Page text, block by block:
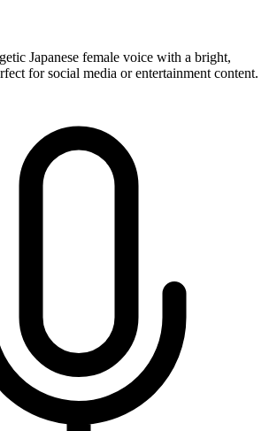
Japanese female voice with a bright,
for social media or entertainment content.